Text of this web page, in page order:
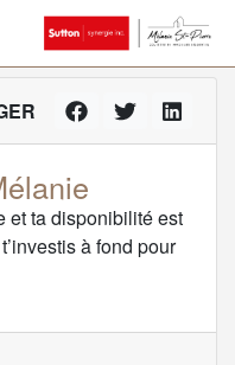
et ta disponibilité est
à fond pour